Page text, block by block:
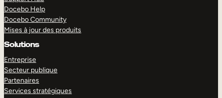
Docebo Help
Docebo Community
Mises à jour des produits
Solutions
Entreprise
Secteur publique
Partenaires
Services stratégiques